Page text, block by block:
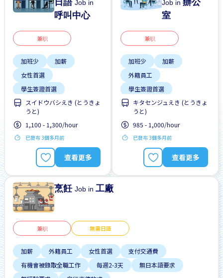
日語Job in
呼叫中心
兼职
加班少
加薪
女性首選
學生簽證首選
工作時間短
支付交通費
有機會被錄取全職工作
スイドウバシえき (とうきょ
うと)
1,100 - 1,300/hour
已發布 3個多月前
查看更多
Job in辦公
室
兼职
加班少
加薪
外籍員工
學生簽證首選
支付交通費
有機會被錄取全職工作
無經驗要求
週末輪班
キタセンジュえき (とうきょ
うと)
985 - 1,000/hour
已發布 3個多月前
查看更多
烹飪Job in工廠
兼职 無需日語
加薪 外籍員工 女性首選
支付交通費
有機會被錄取全職工作
每週2-3天
無日本語要求